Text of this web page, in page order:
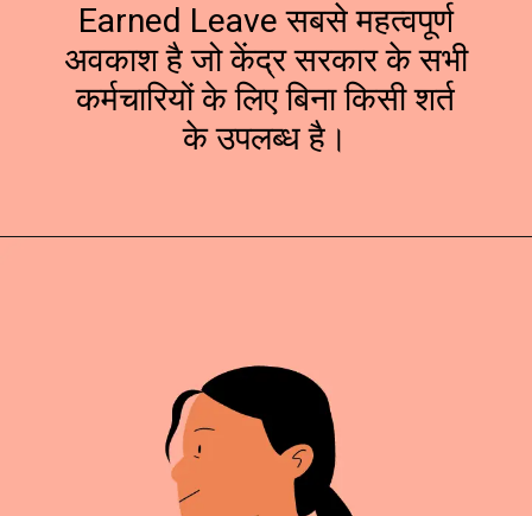
Earned Leave सबसे महत्वपूर्ण
अवकाश है जो केंद्र सरकार के सभी
कर्मचारियों के लिए बिना किसी शर्त
के उपलब्ध है।